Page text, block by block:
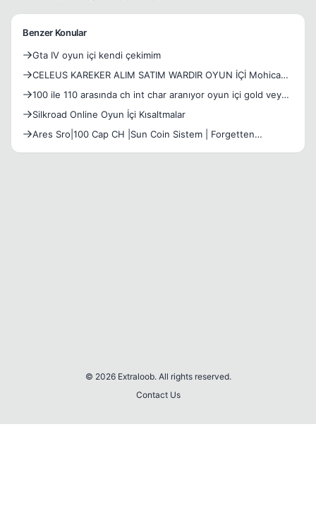
Benzer Konular
Gta IV oyun içi kendi çekimim
CELEUS KAREKER ALIM SATIM WARDIR OYUN İÇİ Mohican
Pm WP 05302812090
100 ile 110 arasında ch int char aranıyor oyun içi gold veya
tl ile
Silkroad Online Oyun İçi Kısaltmalar
Ares Sro|100 Cap CH |Sun Coin Sistem | Forgetten
© 2026 Extraloob. All rights reserved.
Contact Us